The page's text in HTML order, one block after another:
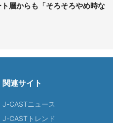
層からも「そろそろやめ時な
関連サイト
J-CASTニュース
J-CASTトレンド